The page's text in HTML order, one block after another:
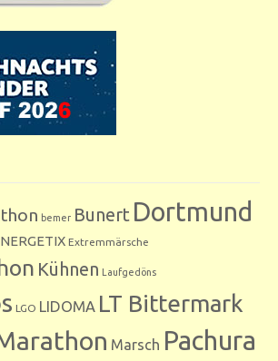
bemer Bunert Dortmund
Extremmärsche
Kühnen Laufgedöns
LGO LIDOMA LT Bittermark
Marsch Pachura